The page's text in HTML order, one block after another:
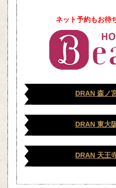
ネット予約もお待
DRAN 森ノ
DRAN 東大
DRAN 天王